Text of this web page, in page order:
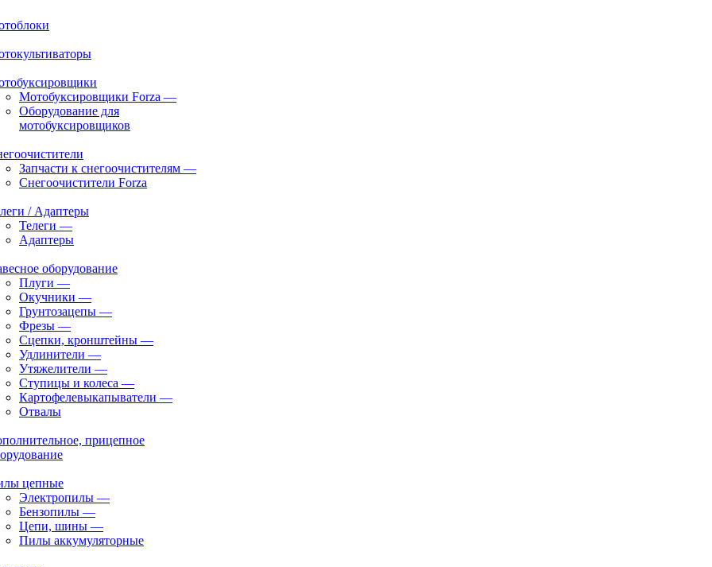
Мотобуксировщики Forza —
Оборудование для
мотобуксировщиков
Запчасти к снегоочистителям —
Снегоочистители Forza
/ Адаптеры
Телеги —
Адаптеры
оборудование
Плуги —
Окучники —
Грунтозацепы —
Фрезы —
Сцепки, кронштейны —
Удлинители —
Утяжелители —
Ступицы и колеса —
Картофелевыкапыватели —
Отвалы
прицепное
цепные
Электропилы —
Бензопилы —
Цепи, шины —
Пилы аккумуляторные